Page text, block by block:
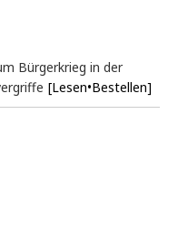
Bürgerkrieg in der
[Lesen•Bestellen]